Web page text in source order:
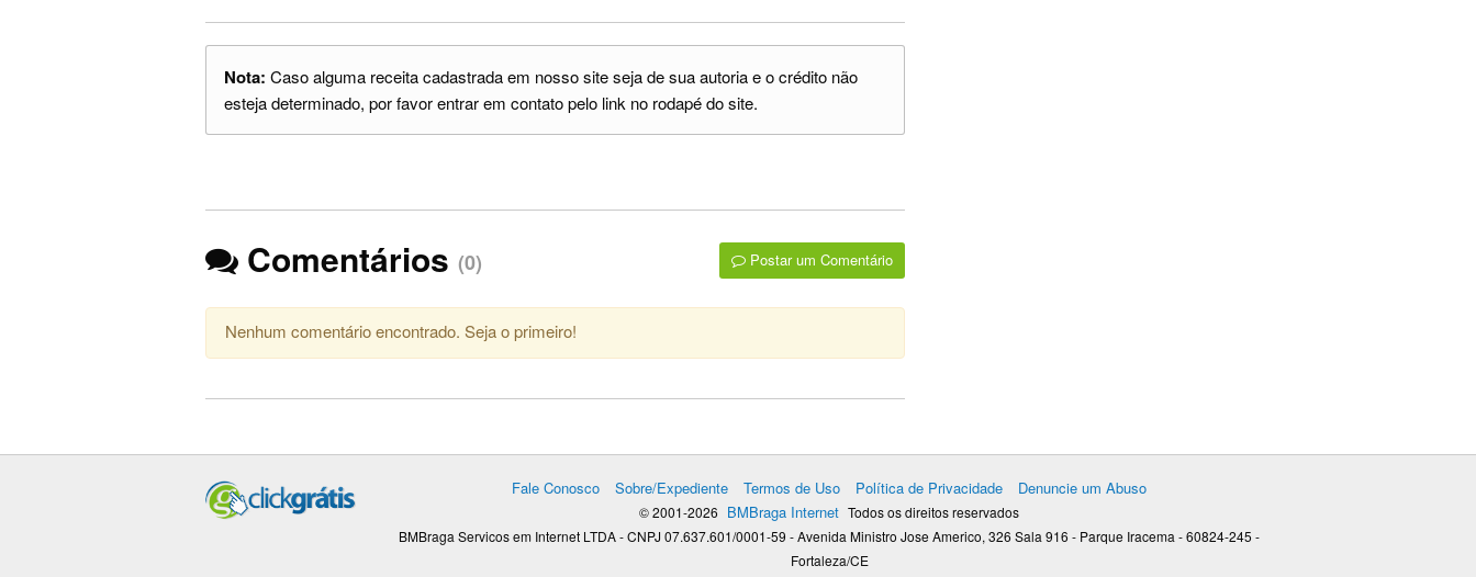
Nota: Caso alguma receita cadastrada em nosso site seja de sua autoria e o crédito não
esteja determinado, por favor entrar em contato pelo link no rodapé do site.
Comentários (0) Postar um Comentário
Nenhum comentário encontrado. Seja o primeiro!
Fale Conosco Sobre/Expediente Termos de Uso Política de Privacidade Denuncie um Abuso
© 2001-2026 BMBraga Internet Todos os direitos reservados
BMBraga Servicos em Internet LTDA - CNPJ 07.637.601/0001-59 - Avenida Ministro Jose Americo, 326 Sala 916 - Parque Iracema - 60824-245 -
Fortaleza/CE